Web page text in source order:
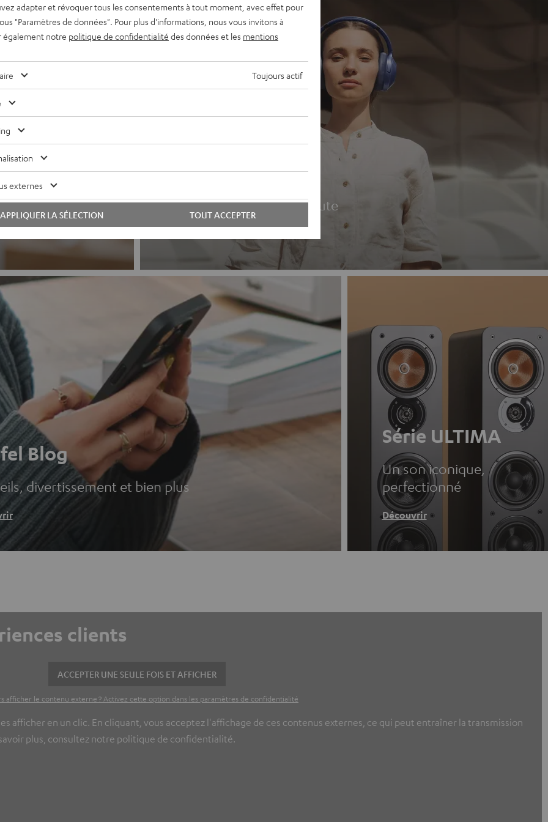
fi et systèmes
Casques audio
Le son Teufel pour la route
Blog
divertissement et bien plus
Série ULTIMA
Un son iconique,
perfectionné
Découvrir
clients
ACCEPTER UNE SEULE FOIS ET AFFICHER
afficher le contenu externe ? Activez cette option dans les paramètres de confidentialité
afficher en un clic. En cliquant, vous acceptez l'affichage de ces contenus externes, ce qui peut entraîner la transmission
plus, consultez notre politique de confidentialité.
adapter et révoquer tous les consentements à tout moment, avec effet pour
"Paramètres de données". Pour plus d'informations, nous vous invitons à
également notre politique de confidentialité des données et les mentions
Toujours actif
externes
TOUT ACCEPTER
APPLIQUER LA SÉLECTION